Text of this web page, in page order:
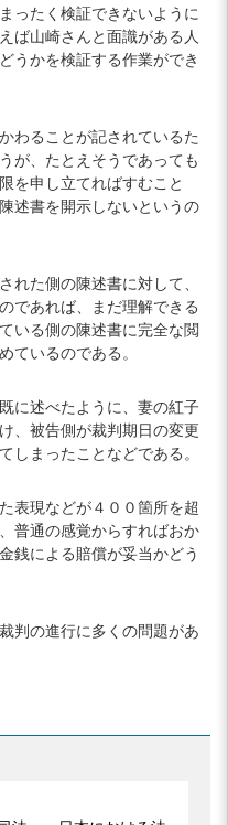
ったく検証できないように
ば山崎さんと面識がある人
うかを検証する作業ができ
わることが記されているた
が、たとえそうであっても
を申し立てればすむこと
述書を開示しないというの
れた側の陳述書に対して、
であれば、まだ理解できる
いる側の陳述書に完全な閲
ているのである。
に述べたように、妻の紅子
、被告側が裁判期日の変更
しまったことなどである。
表現などが４００箇所を超
普通の感覚からすればおか
銭による賠償が妥当かどう
判の進行に多くの問題があ